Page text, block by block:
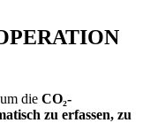
die CO₂-
zu erfassen, zu